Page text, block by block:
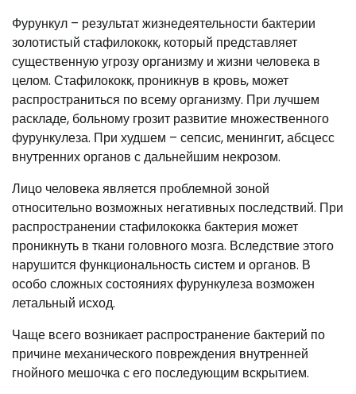
Фурункул – результат жизнедеятельности бактерии
золотистый стафилококк, который представляет
существенную угрозу организму и жизни человека в
целом. Стафилококк, проникнув в кровь, может
распространиться по всему организму. При лучшем
раскладе, больному грозит развитие множественного
фурункулеза. При худшем – сепсис, менингит, абсцесс
внутренних органов с дальнейшим некрозом.
Лицо человека является проблемной зоной
относительно возможных негативных последствий. При
распространении стафилококка бактерия может
проникнуть в ткани головного мозга. Вследствие этого
нарушится функциональность систем и органов. В
особо сложных состояниях фурункулеза возможен
летальный исход.
Чаще всего возникает распространение бактерий по
причине механического повреждения внутренней
гнойного мешочка с его последующим вскрытием.